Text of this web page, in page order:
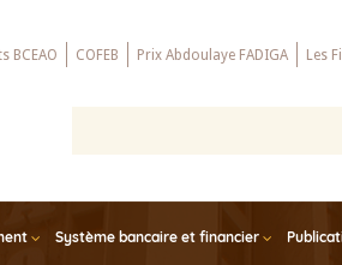
BCEAO COFEB Prix Abdoulaye FADIGA Les
Système bancaire et financier